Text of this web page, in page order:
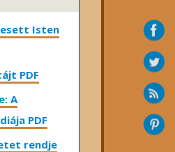
Isten
PDF
A
PDF
rendje